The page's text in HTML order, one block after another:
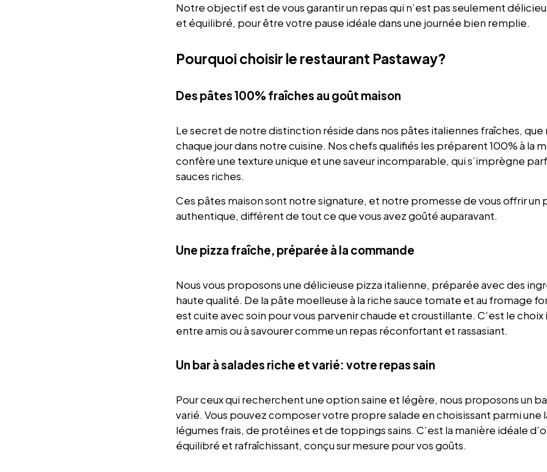
Notre objectif est de vous garantir un repas qui n’est pas seulement
et équilibré, pour être votre pause idéale dans une journée bien remplie.
Pourquoi choisir le restaurant Pastaway?
Des pâtes 100% fraîches au goût maison
Le secret de notre distinction réside dans nos pâtes italiennes fraîches, que
chaque jour dans notre cuisine. Nos chefs qualifiés les préparent 100% à la
confère une texture unique et une saveur incomparable, qui s’imprègne
sauces riches.
Ces pâtes maison sont notre signature, et notre promesse de vous offrir un
authentique, différent de tout ce que vous avez goûté auparavant.
Une pizza fraîche, préparée à la commande
Nous vous proposons une délicieuse pizza italienne, préparée avec des
haute qualité. De la pâte moelleuse à la riche sauce tomate et au fromage
est cuite avec soin pour vous parvenir chaude et croustillante. C’est le
entre amis ou à savourer comme un repas réconfortant et rassasiant.
Un bar à salades riche et varié: votre repas sain
Pour ceux qui recherchent une option saine et légère, nous proposons un
varié. Vous pouvez composer votre propre salade en choisissant parmi
légumes frais, de protéines et de toppings sains. C’est la manière idéale
équilibré et rafraîchissant, conçu sur mesure pour vos goûts.